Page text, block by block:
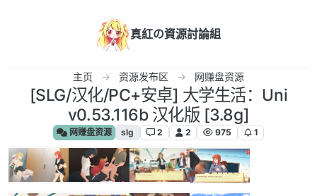
真紅の資源討論組
主页 资源发布区 网赚盘资源
[SLG/汉化/PC+安卓] 大学生活：Uni
v0.53.116b 汉化版 [3.8g]
网赚盘资源 slg 2 2 975 1